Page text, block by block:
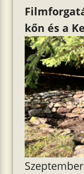
kőn és a